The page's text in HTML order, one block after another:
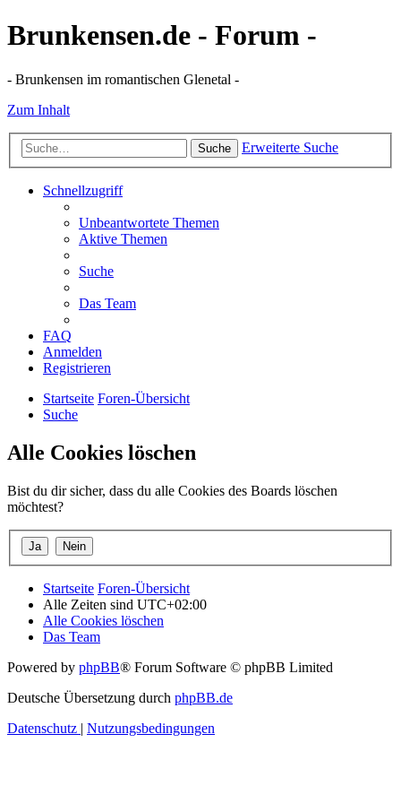
Brunkensen.de - Forum -
- Brunkensen im romantischen Glenetal -
Zum Inhalt
Suche Erweiterte Suche
Schnellzugriff
Unbeantwortete Themen
Aktive Themen
Suche
Das Team
FAQ
Anmelden
Registrieren
Startseite Foren-Übersicht
Suche
Alle Cookies löschen
Bist du dir sicher, dass du alle Cookies des Boards löschen
möchtest?
Startseite Foren-Übersicht
Alle Zeiten sind UTC+02:00
Alle Cookies löschen
Das Team
Powered by phpBB® Forum Software © phpBB Limited
Deutsche Übersetzung durch phpBB.de
Datenschutz | Nutzungsbedingungen